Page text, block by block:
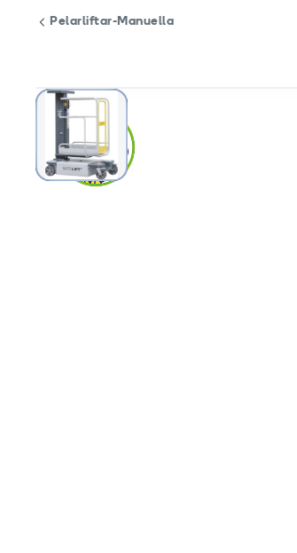
Pelarliftar-Manuella